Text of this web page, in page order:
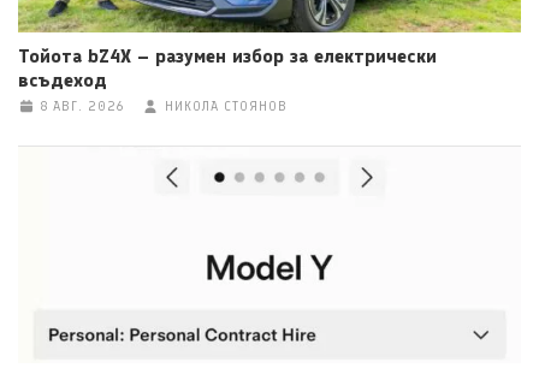
Тойота bZ4X – разумен избор за електрически
всъдеход
8 АВГ. 2026 НИКОЛА СТОЯНОВ